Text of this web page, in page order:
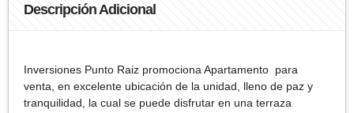
Descripción Adicional
Inversiones Punto Raiz promociona Apartamento para
venta, en excelente ubicación de la unidad, lleno de paz y
tranquilidad, la cual se puede disfrutar en una terraza